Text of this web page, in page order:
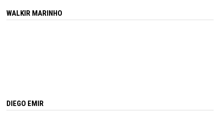
WALKIR MARINHO
DIEGO EMIR